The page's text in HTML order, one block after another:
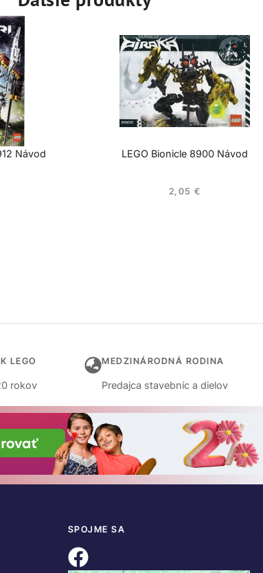
Návod LEGO Bionicle 8900 Návod
2,05€
LEGO
rokov
MEDZINÁRODNÁ RODINA
Predajca stavebníc a dielov
SPOJME SA